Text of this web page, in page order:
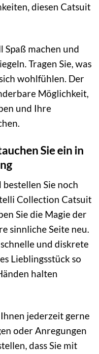
diesen Catsuit
Spaß machen und
Tragen Sie, was
wohlfühlen. Der
Möglichkeit,
und Ihre
Sie ein in
Sie noch
Collection Catsuit
Sie die Magie der
sinnliche Seite neu.
und diskrete
Lieblingsstück so
halten
jederzeit gerne
oder Anregungen
dass Sie mit